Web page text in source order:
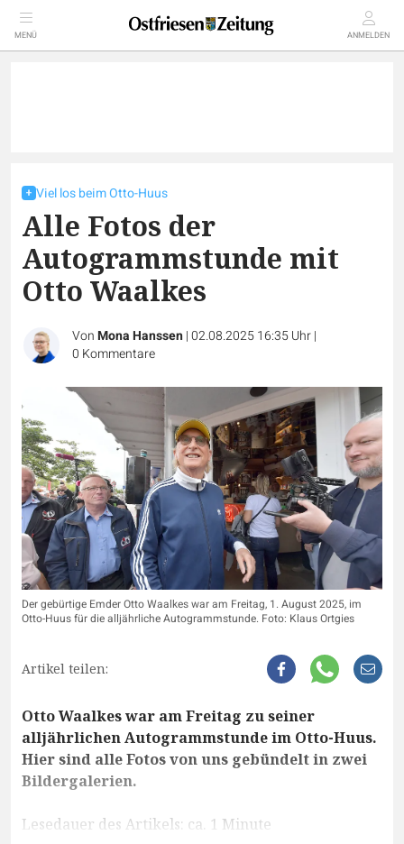
MENÜ ANMELDEN
Viel los beim Otto-Huus
Alle Fotos der
Autogrammstunde mit
Otto Waalkes
VonMona Hanssen|02.08.2025 16:35 Uhr|
0 Kommentare
Der gebürtige Emder Otto Waalkes war am Freitag, 1. August 2025, im
Otto-Huus für die alljährliche Autogrammstunde. Foto: Klaus Ortgies
Artikel teilen:
Otto Waalkes war am Freitag zu seiner
alljährlichen Autogrammstunde im Otto-Huus.
Hier sind alle Fotos von uns gebündelt in zwei
Bildergalerien.
Lesedauer des Artikels: ca. 1 Minute